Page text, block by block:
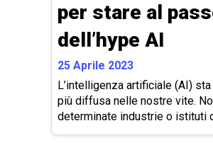
per stare al
dell’hype AI
25 Aprile 2023
L’intelligenza artificiale (AI)
più diffusa nelle nostre vite.
determinate industrie o istituti